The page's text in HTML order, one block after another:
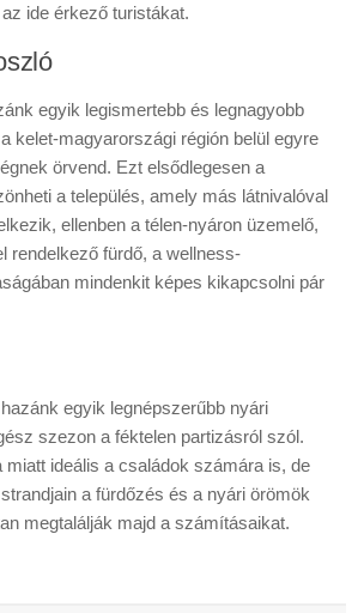
ide érkező turistákat.
egyik legismertebb és legnagyobb
kelet-magyarországi régión belül egyre
örvend. Ezt elsődlegesen a
a település, amely más látnivalóval
ellenben a télen-nyáron üzemelő,
rendelkező fürdő, a wellness-
mindenkit képes kikapcsolni pár
egyik legnépszerűbb nyári
szezon a féktelen partizásról szól.
miatt ideális a családok számára is, de
a fürdőzés és a nyári örömök
megtalálják majd a számításaikat.